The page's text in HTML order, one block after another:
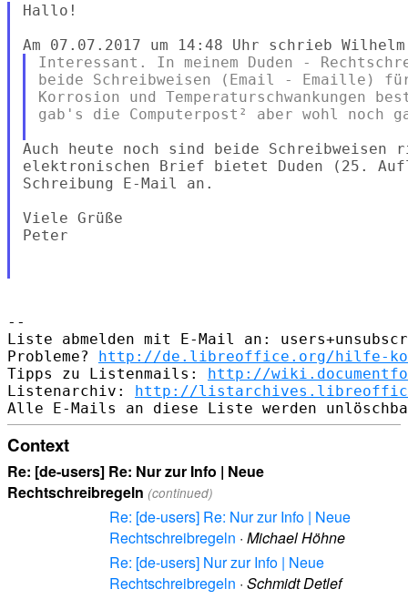
Hallo!
Interessant. In meinem Duden -
beide Schreibweisen (Email - Emaille)
Korrosion und Temperaturschwankungen
gab's die Computerpost² aber wohl noch
Auch heute noch sind beide
elektronischen Brief bietet Duden (25.
Schreibung E-Mail an.
Viele Grüße
Peter
--
Liste abmelden mit E-Mail an:
Probleme? http://de.libreoffice.org/hilfe-
Tipps zu Listenmails: http://
Listenarchiv: http://
Context
Re: [de-users] Re: Nur zur Info | Neue
Rechtschreibregeln (continued)
Re: [de-users] Re: Nur zur Info | Neue
Rechtschreibregeln · Michael Höhne
Re: [de-users] Nur zur Info | Neue
Rechtschreibregeln · Schmidt Detlef